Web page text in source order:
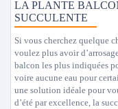
LA PLANTE
SUCCULENTE
Si vous cherchez quelque
voulez plus avoir
balcon les plus indiquées
voire aucune eau pour
une solution idéale pour
d’été par excellence, la